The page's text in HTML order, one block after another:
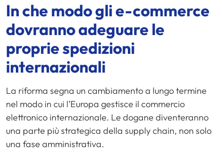
In che modo glie-commerce
dovranno adeguare le
proprie spedizioni
internazionali
La riforma segna un cambiamento a lungo termine
nel modo in cui l’Europa gestisce il commercio
elettronico internazionale. Le dogane diventeranno
una parte più strategica della supply chain, non solo
una fase amministrativa.